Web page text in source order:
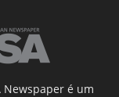
Newspaper é um